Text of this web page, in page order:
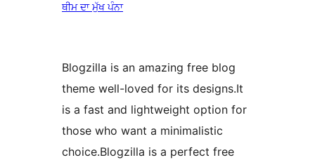
ਥੀਮ ਦਾ ਮੁੱਖ ਪੰਨਾ
Blogzilla is an amazing free blog
theme well-loved for its designs.It
is a fast and lightweight option for
those who want a minimalistic
choice.Blogzilla is a perfect free